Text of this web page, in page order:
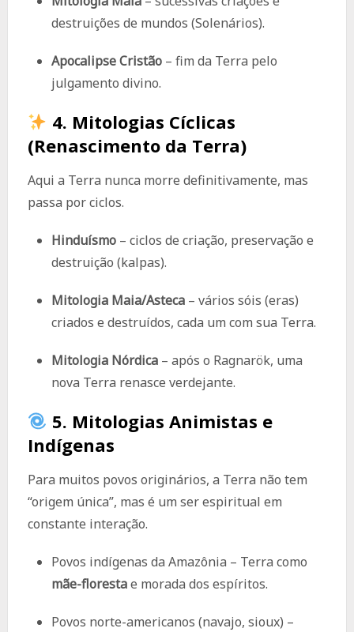
destruições de mundos (Solenários).
Apocalipse Cristão– fim da Terra pelo
julgamento divino.
4. Mitologias Cíclicas
(Renascimento da Terra)
Aqui a Terra nunca morre definitivamente, mas
passa por ciclos.
Hinduísmo– ciclos de criação, preservação e
destruição (kalpas).
Mitologia Maia/Asteca– vários sóis (eras)
criados e destruídos, cada um com sua Terra.
Mitologia Nórdica– após o Ragnarök, uma
nova Terra renasce verdejante.
5. Mitologias Animistas e
Indígenas
Para muitos povos originários, a Terra não tem
“origem única”, mas é um ser espiritual em
constante interação.
Povos indígenas da Amazônia – Terra como
mãe-florestae morada dos espíritos.
Povos norte-americanos (navajo, sioux) –